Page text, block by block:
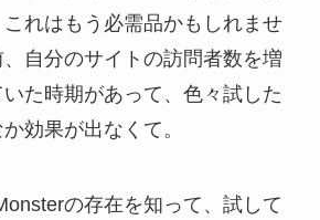
れはもう必需品かもしれませ
自分のサイトの訪問者数を増
た時期があって、色々試した
効果が出なくて。
の存在を知って、試して